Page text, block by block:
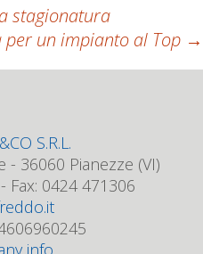
stagionatura
per un impianto al Top →
S.R.L.
- 36060 Pianezze (VI)
Fax: 0424 471306
info